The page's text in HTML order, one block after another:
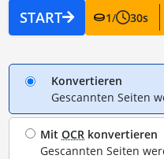
START 1/ 30s
Konvertieren
Gescannten Seiten
MitOCR konvertieren
Gescannten Seiten